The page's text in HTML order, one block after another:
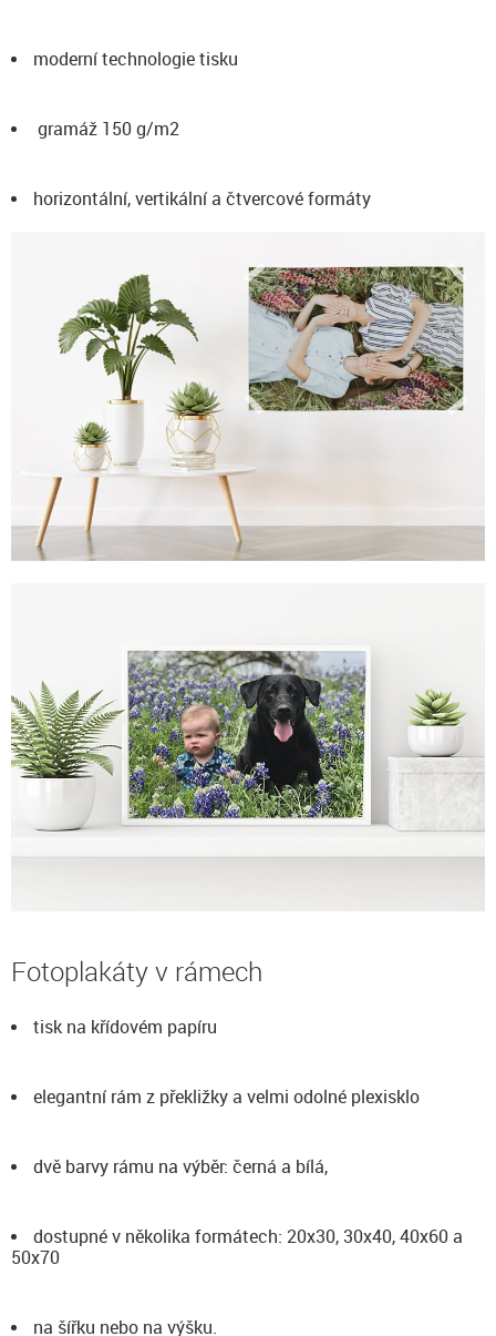
moderní technologie tisku
gramáž 150 g/m2
horizontální, vertikální a čtvercové formáty
Fotoplakáty v rámech
tisk na křídovém papíru
elegantní rám z překližky a velmi odolné plexisklo
dvě barvy rámu na výběr: černá a bílá,
dostupné v několika formátech: 20x30, 30x40, 40x60 a
50x70
na šířku nebo na výšku.